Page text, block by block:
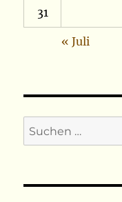
31
« Juli
Suchen
nach: